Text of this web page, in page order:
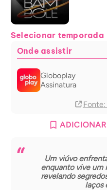
Selecionar temporada
Onde assistir
Globoplay
Assinatura
Fonte
Um viúvo
enquanto vive um
revelando
laços